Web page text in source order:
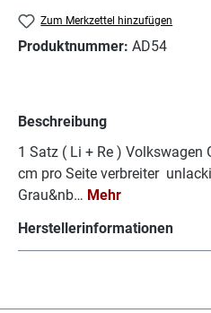
Zum Merkzettel hinzufügen
Produktnummer: AD54
Beschreibung
1 Satz ( Li + Re ) Volkswagen
cm pro Seite verbreiter
Grau&nb… Mehr
Herstellerinformationen